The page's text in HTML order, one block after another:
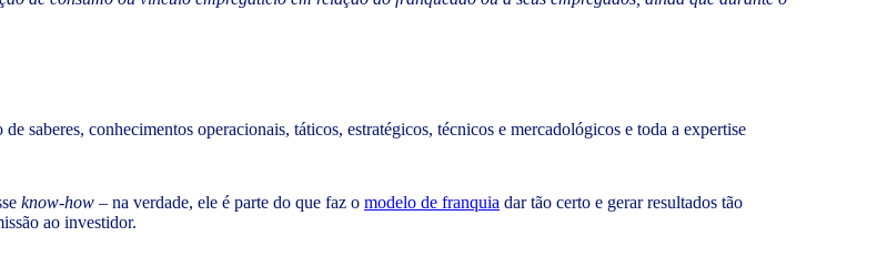
saberes, conhecimentos operacionais, táticos, estratégicos, técnicos e mercadológicos e toda a expertise
know-how – na verdade, ele é parte do que faz o modelo de franquia dar tão certo e gerar resultados tão
ao investidor.